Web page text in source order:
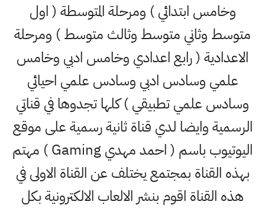
وخامس ابتدائي ) ومرحلة المتوسطة ( اول
متوسط وثاني متوسط وثالث متوسط ) ومرحلة
الاعدادية ( رابع اعدادي وخامس ادبي وخامس
علمي وسادس ادبي وسادس علمي احيائي
وسادس علمي تطبيقي ) كلها تجدوها في قناتي
الرسمية وايضا لدي قناة ثانية رسمية على موقع
اليوتيوب باسم ( احمد مهدي Gaming ) مهتم
بهذه القناة بمجتمع يختلف عن القناة الاولى في
هذه القناة اقوم بنشر الالعاب الالكترونية بكل